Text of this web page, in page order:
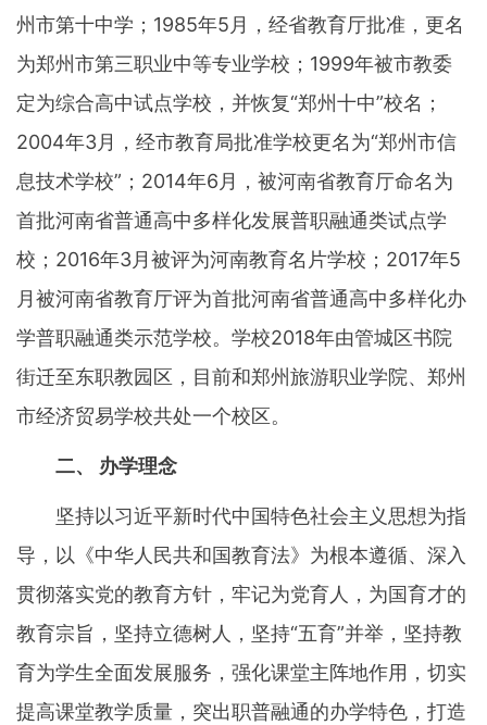
州市第十中学；1985年5月，经省教育厅批准，更名
为郑州市第三职业中等专业学校；1999年被市教委
定为综合高中试点学校，并恢复“郑州十中”校名；
2004年3月，经市教育局批准学校更名为“郑州市信
息技术学校”；2014年6月，被河南省教育厅命名为
首批河南省普通高中多样化发展普职融通类试点学
校；2016年3月被评为河南教育名片学校；2017年5
月被河南省教育厅评为首批河南省普通高中多样化办
学普职融通类示范学校。学校2018年由管城区书院
街迁至东职教园区，目前和郑州旅游职业学院、郑州
市经济贸易学校共处一个校区。
二、 办学理念
坚持以习近平新时代中国特色社会主义思想为指
导，以《中华人民共和国教育法》为根本遵循、深入
贯彻落实党的教育方针，牢记为党育人，为国育才的
教育宗旨，坚持立德树人，坚持“五育”并举，坚持教
育为学生全面发展服务，强化课堂主阵地作用，切实
提高课堂教学质量，突出职普融通的办学特色，打造